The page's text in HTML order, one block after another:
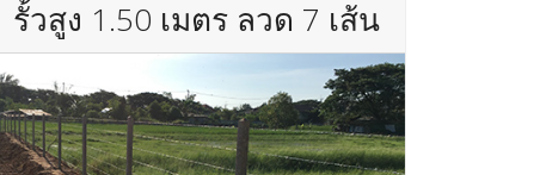
รั้วสูง 1.50 เมตร ลวด 7 เส้น